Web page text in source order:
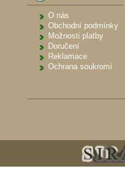
O nás
Obchodní podmínky
Možnosti platby
Doručení
Reklamace
Ochrana soukromí